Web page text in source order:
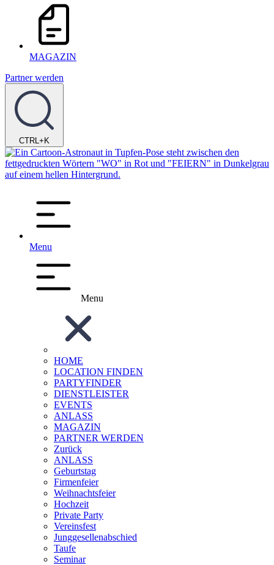
MAGAZIN
Partner werden
CTRL+K
Menu
Menu
HOME
LOCATION FINDEN
PARTYFINDER
DIENSTLEISTER
EVENTS
ANLASS
MAGAZIN
PARTNER WERDEN
Zurück
ANLASS
Geburtstag
Firmenfeier
Weihnachtsfeier
Hochzeit
Private Party
Vereinsfest
Junggesellenabschied
Taufe
Seminar